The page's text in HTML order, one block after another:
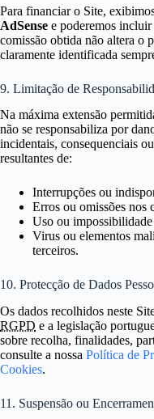
Para financiar o Site,
AdSense e poderemos
comissão obtida não altera o
claramente identificada
9. Limitação de
Na máxima extensão
não se responsabiliza por
incidentais, consequenciais
resultantes de:
Interrupções ou
Erros ou omissões nos
Uso ou
Virus ou elementos
terceiros.
10. Protecção de Dados
Os dados recolhidos neste
RGPD e a legislação
sobre recolha, finalidades,
consulte a nossa Política de
Cookies.
11. Suspensão ou